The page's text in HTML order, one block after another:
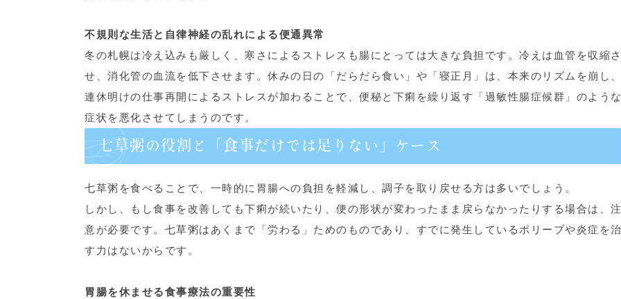
不規則な生活と自律神経の乱れによる便通異常
冬の札幌は冷え込みも厳しく、寒さによるストレスも腸にとっては大きな負担です。冷えは血管を収縮さ
せ、消化管の血流を低下させます。休みの日の「だらだら食い」や「寝正月」は、本来のリズムを崩し、
連休明けの仕事再開によるストレスが加わることで、便秘と下痢を繰り返す「過敏性腸症候群」のような
症状を悪化させてしまうのです。
七草粥の役割と「食事だけでは足りない」ケース
七草粥を食べることで、一時的に胃腸への負担を軽減し、調子を取り戻せる方は多いでしょう。
しかし、もし食事を改善しても下痢が続いたり、便の形状が変わったまま戻らなかったりする場合は、注
意が必要です。七草粥はあくまで「労わる」ためのものであり、すでに発生しているポリープや炎症を治
す力はないからです。
胃腸を休ませる食事療法の重要性